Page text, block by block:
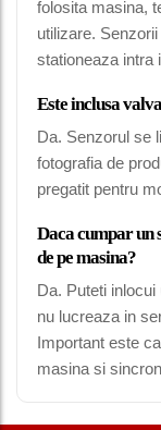
folosita masina,
utilizare.
stationeaza intra
Este inclusa
Da. Senzorul se
fotografia de
pregatit pentru
Daca cumpar un
de pe masina?
Da. Puteti
nu lucreaza in
Important este
masina si